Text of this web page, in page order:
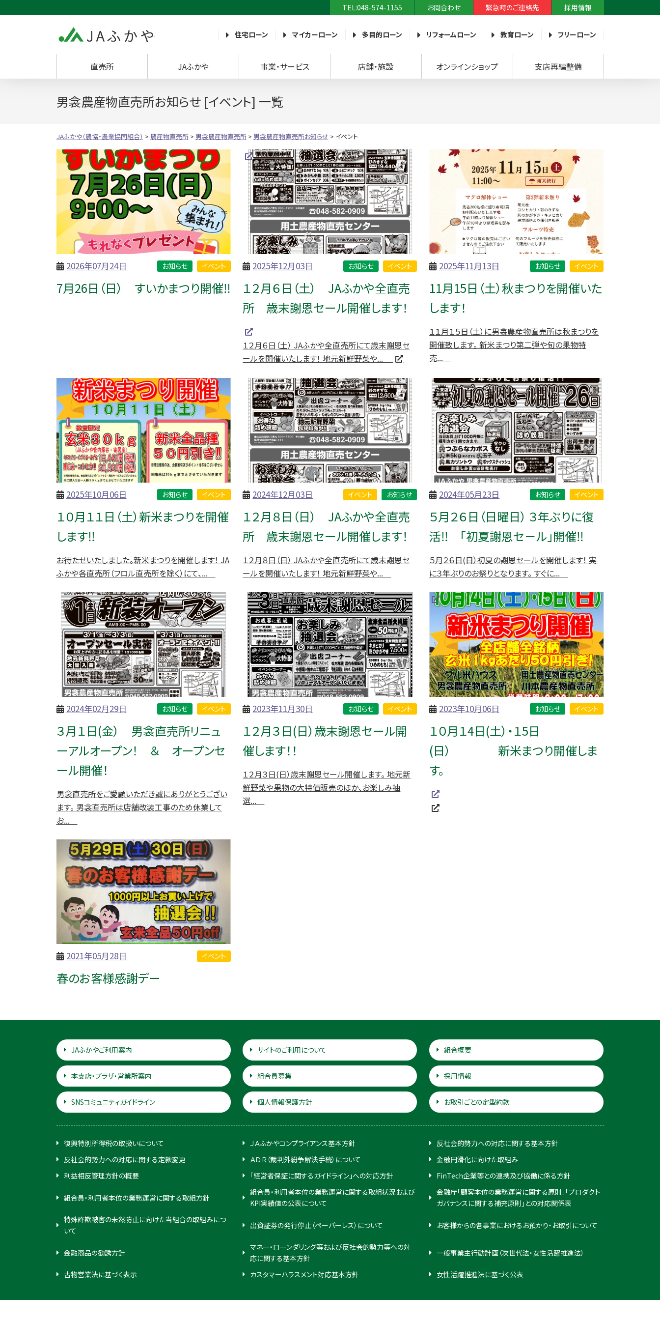
TEL:048-574-1155 お問合わせ 緊急時のご連絡先 採用情報
JAふかや（農協・農業協同組合）
住宅ローン マイカーローン 多目的ローン リフォームローン 教育ローン フリーローン
直売所 JAふかや 事業・サービス 店舗・施設 オンラインショップ 支店再編整備
男衾農産物直売所お知らせ [イベント] 一覧
JAふかや（農協・農業協同組合） > 農産物直売所> 男衾農産物直売所> 男衾農産物直売所お知らせ > イベント
2026年07月24日 お知らせ イベント
7月26日（日） すいかまつり開催‼
2025年12月03日 お知らせ イベント
１２月６日（土） JAふかや全直売
所 歳末謝恩セール開催します！
１２月６日（土） JAふかや全直売所にて歳末謝恩セ
ールを開催いたします！ 地元新鮮野菜や...
2025年11月13日 お知らせ イベント
11月15日（土）秋まつりを開催いた
します！
１１月１５日（土）に男衾農産物直売所は秋まつりを
開催致します。 新米まつり第二弾や旬の果物特
売...
2025年10月06日 お知らせ イベント
１０月１１日（土）新米まつりを開催
します‼
お待たせいたしました。新米まつりを開催します！ JA
ふかや各直売所（フロル直売所を除く）にて、...
2024年12月03日 イベント お知らせ
１２月８日（日） JAふかや全直売
所 歳末謝恩セール開催します！
１２月８日（日） JAふかや全直売所にて歳末謝恩セ
ールを開催いたします！ 地元新鮮野菜や...
2024年05月23日 お知らせ イベント
５月２６日（日曜日） ３年ぶりに復
活‼ 「初夏謝恩セ－ル」開催‼
５月２６日(日）初夏の謝恩セールを開催します！ 実
に３年ぶりのお祭りとなります。 すぐに...
2024年02月29日 お知らせ イベント
３月１日(金） 男衾直売所リニュ
ーアルオープン！ ＆ オープンセ
ール開催！
男衾直売所をご愛顧いただき誠にありがとうござい
ます。 男衾直売所は店舗改装工事のため休業して
お...
2023年11月30日 お知らせ イベント
１２月３日(日）歳末謝恩セール開
催します！！
１２月３日(日）歳末謝恩セール開催します。 地元新
鮮野菜や果物の大特価販売のほか、お楽しみ抽
選...
2023年10月06日 お知らせ イベント
１０月１4日(土）・１5日
(日） 新米まつり開催しま
す。
2021年05月28日 イベント
春のお客様感謝デー
JAふかやご利用案内 サイトのご利用について 組合概要
本支店・プラザ・営業所案内 組合員募集 採用情報
SNSコミュニティガイドライン 個人情報保護方針 お取引ごとの定型約款
復興特別所得税の取扱いについて ＪＡふかやコンプライアンス基本方針
反社会的勢力への対応に関する基本方針
反社会的勢力への対応に関する定款変更
ＡＤＲ（裁判外紛争解決手続）について
金融円滑化に向けた取組み
利益相反管理方針の概要
「経営者保証に関するガイドライン」への対応方針 FinTech企業等との連携及び協働に係る方針
組合員・利用者本位の業務運営に関する取組方針
組合員・利用者本位の業務運営に関する取組状況および
KPI実績値の公表について
金融庁「顧客本位の業務運営に関する原則」「プロダクト
ガバナンスに関する補充原則」との対応関係表
特殊詐欺被害の未然防止に向けた当組合の取組みにつ
いて
出資証券の発行停止（ペーパーレス）について お客様からの各事業におけるお預かり・お取引について
金融商品の勧誘方針
マネー・ローンダリング等および反社会的勢力等への対
応に関する基本方針
一般事業主行動計画（次世代法・女性活躍推進法）
古物営業法に基づく表示 カスタマーハラスメント対応基本方針 女性活躍推進法に基づく公表